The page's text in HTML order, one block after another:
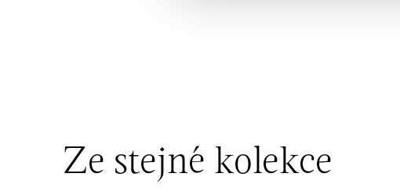
Ivanská cesta 16, 821 04 Bratislava
tel.: +421 917 090 372
dnes otevřeno do 21:00
Ze stejné kolekce